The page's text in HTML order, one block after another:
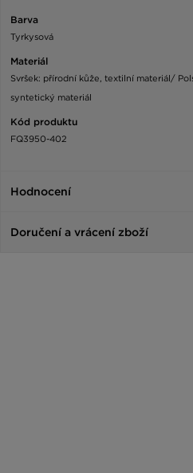
Barva
Tyrkysová
Materiál
Svršek: přírodní kůže, textilní materiál/
syntetický materiál
Kód produktu
FQ3950-402
Hodnocení
Doručení a vrácení zboží